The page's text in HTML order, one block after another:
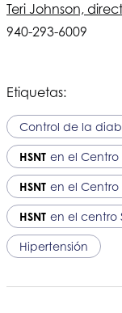
Teri Johnson,
940-293-6009
Etiquetas:
Control de la
HSNT en el
HSNT en el Centro
HSNT en el centro
Hipertensión